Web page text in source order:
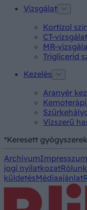
Vizsgálat
Kortizol
CT-vizsgálat
MR-
Triglicerid
Kezelés
Aranyér
Vízszerű
*Keresett
ArchívumImpresszum
jogi nyilatkozatRólunk
küldetésMédiaajánlat